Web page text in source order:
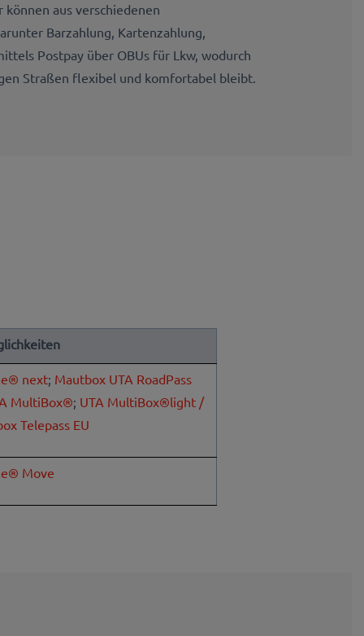
aus verschiedenen
Barzahlung, Kartenzahlung,
Postpay über OBUs für Lkw, wodurch
Straßen flexibel und komfortabel bleibt.
next; Mautbox UTA RoadPass
MultiBox®; UTA MultiBox®light /
Telepass EU
Move